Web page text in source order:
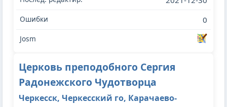
0
Церковь преподобного Сергия
Радонежского Чудотворца
Черкесск, Черкесский го, Карачаево-